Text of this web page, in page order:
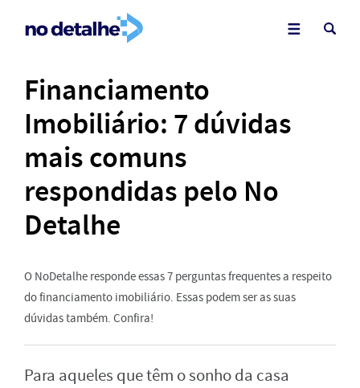
Financiamento
Imobiliário: 7 dúvidas
mais comuns
respondidas pelo No
Detalhe
O NoDetalhe responde essas 7 perguntas frequentes a respeito
do financiamento imobiliário. Essas podem ser as suas
dúvidas também. Confira!
Para aqueles que têm o sonho da casa